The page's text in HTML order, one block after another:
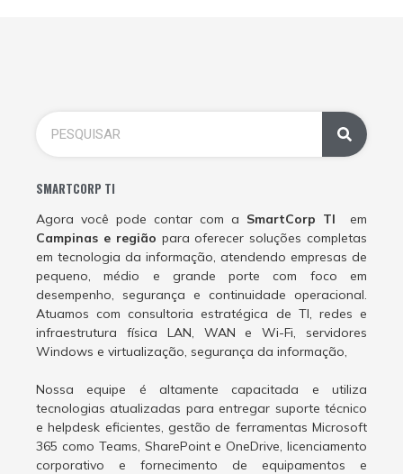
SMARTCORP TI
Agora você pode contar com a SmartCorp TI em
Campinas e região para oferecer soluções completas
em tecnologia da informação, atendendo empresas de
pequeno, médio e grande porte com foco em
desempenho, segurança e continuidade operacional.
Atuamos com consultoria estratégica de TI, redes e
infraestrutura física LAN, WAN e Wi-Fi, servidores
Windows e virtualização, segurança da informação,
Nossa equipe é altamente capacitada e utiliza
tecnologias atualizadas para entregar suporte técnico
e helpdesk eficientes, gestão de ferramentas Microsoft
365 como Teams, SharePoint e OneDrive, licenciamento
corporativo e fornecimento de equipamentos e